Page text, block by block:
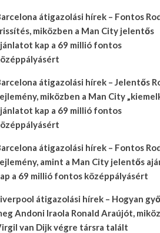
átigazolási hírek – Fontos
miközben a Man City jelentős
kap a 69 millió fontos
átigazolási hírek – Jelentős
miközben a Man City
kap a 69 millió fontos
átigazolási hírek – Fontos
amint a Man City jelentős
a 69 millió fontos középpályásért
átigazolási hírek – Hogyan
Andoni Iraola Ronald Araújót,
van Dijk végre társra talált